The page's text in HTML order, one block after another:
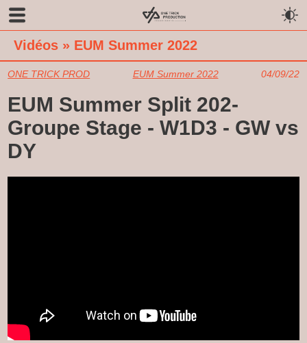
Vidéos » EUM Summer 2022
ONE TRICK PROD EUM Summer 2022 04/09/22
EUM Summer Split 202-
Groupe Stage - W1D3 - GW vs
DY